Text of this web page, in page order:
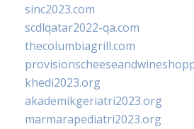
sinc2023.com
scdlqatar2022-qa.com
thecolumbiagrill.com
khedi2023.org
akademikgeriatri2023.org
marmarapediatri2023.org